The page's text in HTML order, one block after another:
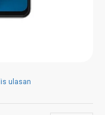
ulasan